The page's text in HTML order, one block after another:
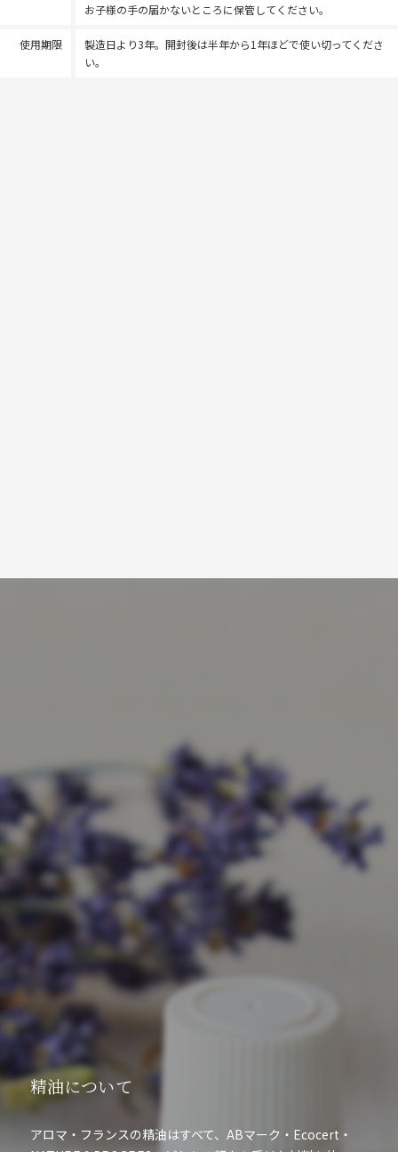
お子様の手の届かないところに保管してください。
使用期限
製造日より3年。開封後は半年から1年ほどで使い切ってくださ
い。
精油について
アロマ・フランスの精油はすべて、ABマーク・Ecocert・